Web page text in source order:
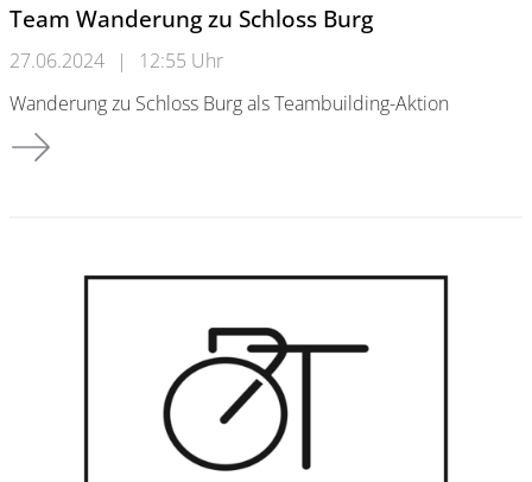
Team Wanderung zu Schloss Burg
27.06.2024 |
12:55 Uhr
Wanderung zu Schloss Burg als Teambuilding-Aktion
Team Wanderung zu Schloss Burg